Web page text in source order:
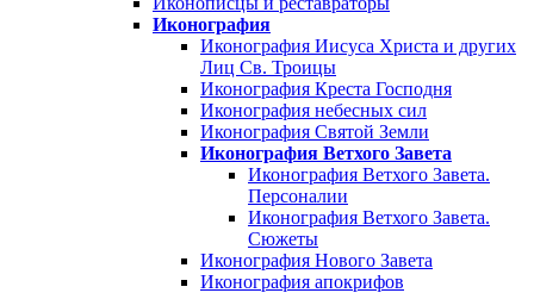
Иконография
Иконография Иисуса Христа и других
Лиц Св. Троицы
Иконография Креста Господня
Иконография небесных сил
Иконография Святой Земли
Иконография Ветхого Завета
Иконография Ветхого Завета.
Персоналии
Иконография Ветхого Завета.
Сюжеты
Иконография Нового Завета
Иконография апокрифов